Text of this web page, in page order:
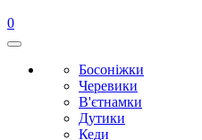
0
Босоніжки
Черевики
В'єтнамки
Дутики
Кеди